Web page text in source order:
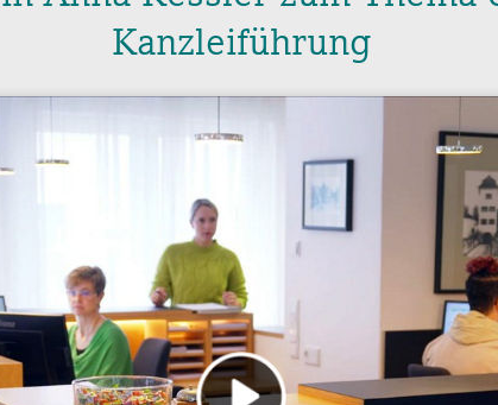
Kanzleiführung